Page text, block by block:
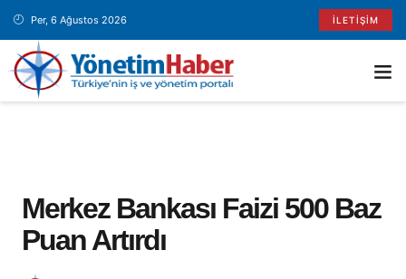
Per, 6 Ağustos 2026 İLETIŞIM
Merkez Bankası Faizi 500 Baz
Puan Artırdı